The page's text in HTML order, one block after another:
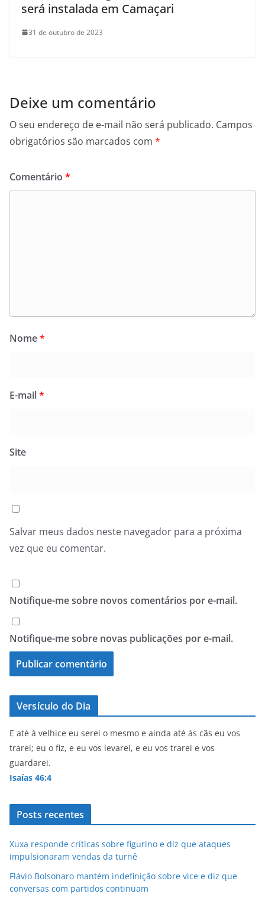
será instalada em Camaçari
31 de outubro de 2023
Deixe um comentário
O seu endereço de e-mail não será publicado. Campos
obrigatórios são marcados com *
Comentário *
Nome*
E-mail*
Site
Salvar meus dados neste navegador para a próxima
vez que eu comentar.
Notifique-me sobre novos comentários por e-mail.
Notifique-me sobre novas publicações por e-mail.
Versículo do Dia
E até à velhice eu serei o mesmo e ainda até às cãs eu vos
trarei; eu o fiz, e eu vos levarei, e eu vos trarei e vos
guardarei.
Isaías 46:4
Posts recentes
Xuxa responde críticas sobre figurino e diz que ataques
impulsionaram vendas da turnê
Flávio Bolsonaro mantém indefinição sobre vice e diz que
conversas com partidos continuam